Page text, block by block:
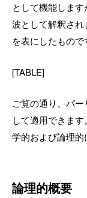
として機能しま
波として解釈さ
を表にしたもので
[TABLE]
ご覧の通り、パ
して適用できま
学的および論理的
論理的概要